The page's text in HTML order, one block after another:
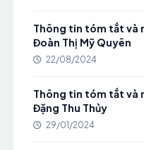
Thông tin tóm tắt và
Đoàn Thị Mỹ Quyên
22/08/2024
Thông tin tóm tắt và
Đặng Thu Thủy
29/01/2024